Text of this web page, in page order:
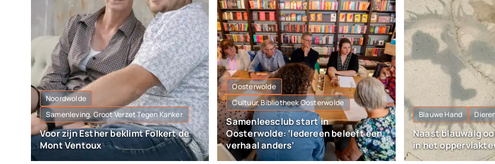
Noordwolde
Samenleving, Groot Verzet Tegen Kanker
Voor zijn Esther beklimt Folkert de
Mont Ventoux
Oosterwolde
Cultuur, Bibliotheek Oosterwolde
Samenleesclub start in
Oosterwolde: ‘Iedereen beleeft een
verhaal anders’
Blauwe Hand
Naast blauwalg
in het